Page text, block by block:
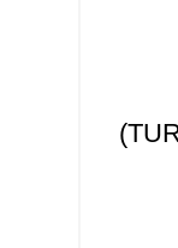
TURBO) 1.4HP/2.5HP 180)